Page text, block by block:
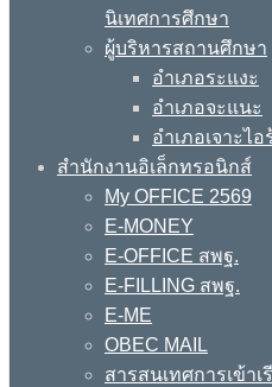
นิเทศการศึกษา
ผู้บริหารสถานศึกษา
อำเภอระแงะ
อำเภอจะแนะ
อำเภอเจาะไอ
สำนักงานอิเล็กทรอนิกส์
My OFFICE 2569
E-MONEY
E-OFFICE สพฐ.
E-FILLING สพฐ.
E-ME
OBEC MAIL
สารสนเทศการเข้าเ